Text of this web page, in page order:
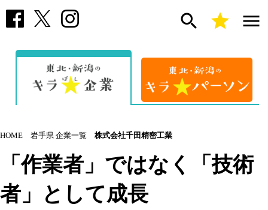
search star menu
HOME 岩手県 企業一覧 株式会社千田精密工業
「作業者」ではなく「技術
者」として成長